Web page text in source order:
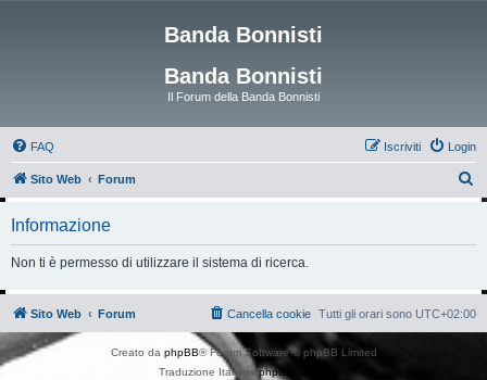
Banda Bonnisti
Banda Bonnisti
Il Forum della Banda Bonnisti
FAQ Login
Iscriviti
Sito Web Forum
Informazione
Non ti è permesso di utilizzare il sistema di ricerca.
Sito Web Forum Tutti gli orari sono UTC+02:00
Cancella cookie
Creato da phpBB® Forum Software © phpBB Limited
Traduzione ItalianaphpBB-Italia.it